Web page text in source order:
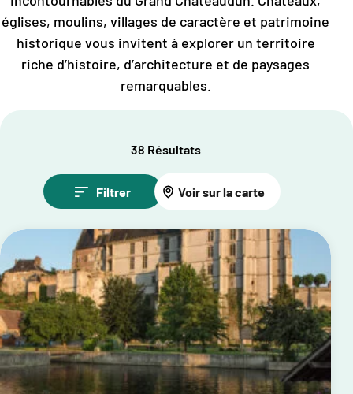
églises, moulins, villages de caractère et patrimoine
historique vous invitent à explorer un territoire
riche d’histoire, d’architecture et de paysages
remarquables.
38 Résultats
Filtrer Voir sur la carte